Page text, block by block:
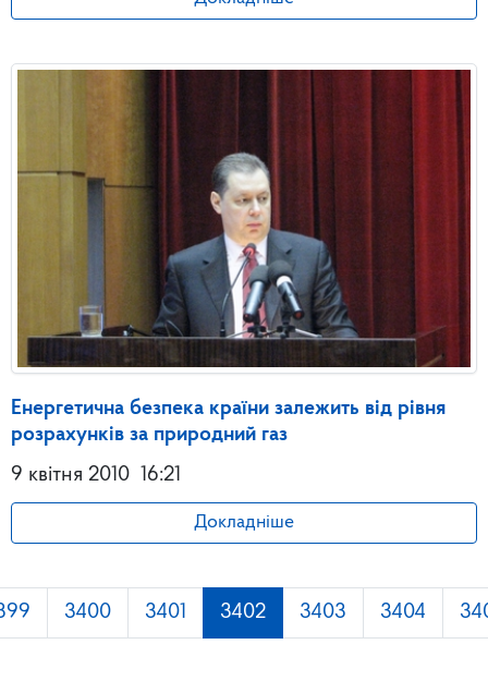
Енергетична безпека країни залежить від рівня
розрахунків за природний газ
9 квітня 2010 16:21
Докладніше
3400 3401 3402 3403 3404